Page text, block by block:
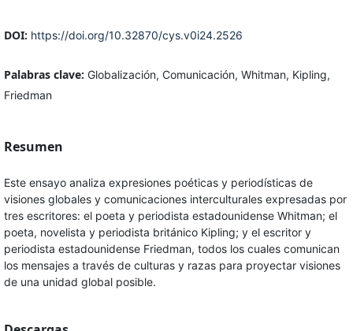
DOI: https://doi.org/10.32870/cys.v0i24.2526
Palabras clave: Globalización, Comunicación, Whitman, Kipling,
Friedman
Resumen
Este ensayo analiza expresiones poéticas y periodísticas de
visiones globales y comunicaciones interculturales expresadas por
tres escritores: el poeta y periodista estadounidense Whitman; el
poeta, novelista y periodista británico Kipling; y el escritor y
periodista estadounidense Friedman, todos los cuales comunican
los mensajes a través de culturas y razas para proyectar visiones
de una unidad global posible.